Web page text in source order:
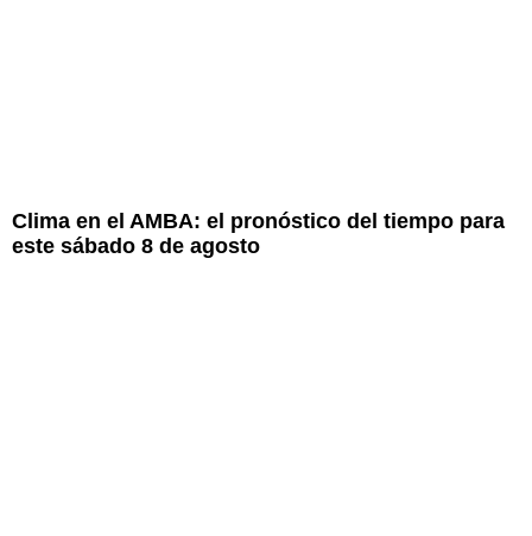
Clima en el AMBA: el pronóstico del tiempo para
este sábado 8 de agosto